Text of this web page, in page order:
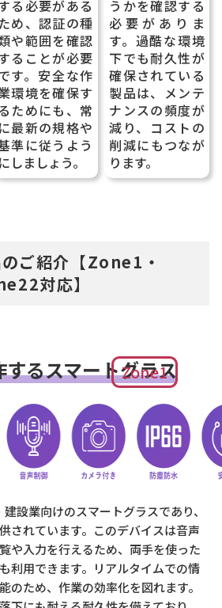
る必要がある
め、認証の種
や範囲を確認
ることが必要
す。安全な作
環境を確保す
ためにも、常
に最新の規格や
準に従うよう
にしましょう。
うかを確認する
必要がありま
す。過酷な環境
下でも耐久性が
確保されている
製品は、メンテ
ナンスの頻度が
減り、コストの
削減にもつなが
ります。
ご紹介【Zone1・
対応】
るスマートグラス
Zone1
設業向けのスマートグラスであり、
されています。このデバイスは音声
や入力を行えるため、両手を使った
利用できます。リアルタイムでの情
のため、作業の効率化を図れます。